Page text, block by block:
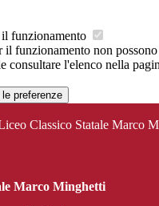
funzionamento
il funzionamento non possono
consultare l'elenco nella
preferenze
Classico Statale Marco
Marco Minghetti